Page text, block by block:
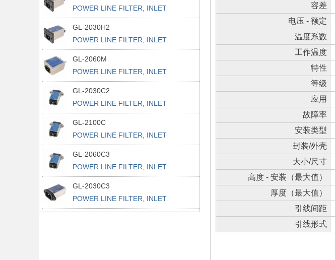
POWER LINE FILTER, INLET
POWER L
GL-2030H2
POWER LINE FILTER, INLET
POWER L
GL-2060M
POWER LINE FILTER, INLET
POWER L
GL-2030C2
POWER LINE FILTER, INLET
POWER L
GL-2100C
POWER LINE FILTER, INLET
POWER L
GL-2060C3
POWER LINE FILTER, INLET
POWER L
GL-2030C3
POWER LINE FILTER, INLET
POWER L
容差
电压 - 额定
温度系数
工作温度
特性
等级
应用
故障率
安装类型
封装/外壳
大小/尺寸
高度 - 安装（最大值）
厚度（最大值）
引线间距
引线形式